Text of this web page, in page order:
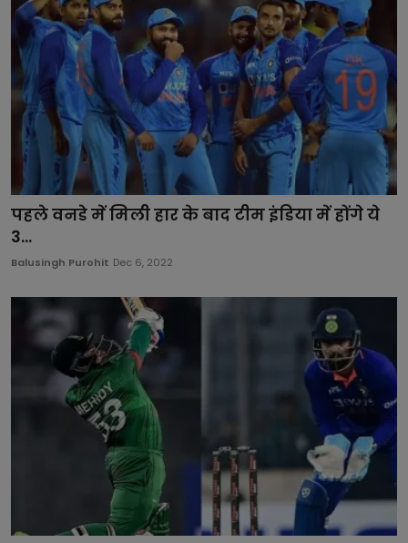
पहले वनडे में मिली हार के बाद टीम इंडिया में होंगे ये
3...
Balusingh Purohit Dec 6, 2022